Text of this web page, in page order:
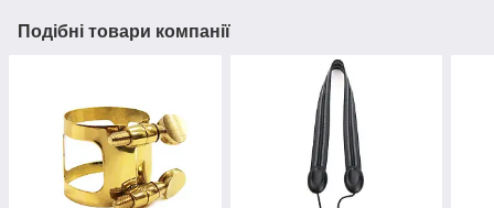
Подібні товари компанії